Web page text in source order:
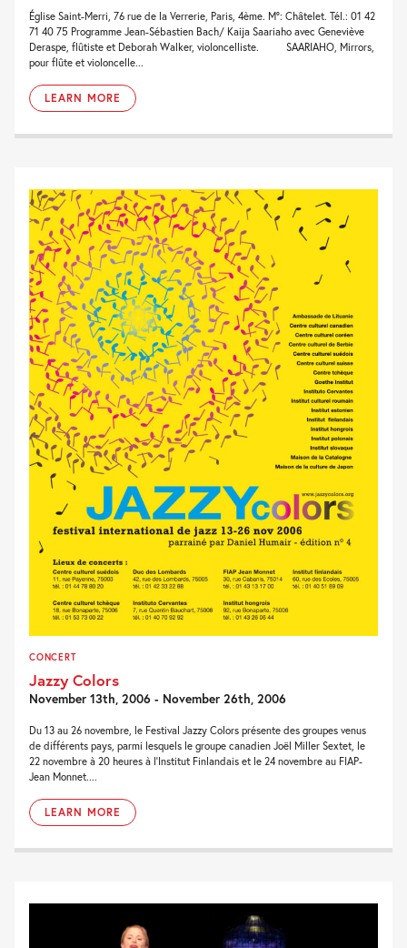
Église Saint-Merri, 76 rue de la Verrerie, Paris, 4ème. M°: Châtelet. Tél.: 01 42
71 40 75 Programme Jean-Sébastien Bach/ Kaija Saariaho avec Geneviève
Deraspe, flûtiste et Deborah Walker, violoncelliste. SAARIAHO, Mirrors,
pour flûte et violoncelle...
LEARN MORE
CONCERT
Jazzy Colors
November 13th, 2006 - November 26th, 2006
Du 13 au 26 novembre, le Festival Jazzy Colors présente des groupes venus
de différents pays, parmi lesquels le groupe canadien Joël Miller Sextet, le
22 novembre à 20 heures à l'Institut Finlandais et le 24 novembre au FIAP-
Jean Monnet....
LEARN MORE